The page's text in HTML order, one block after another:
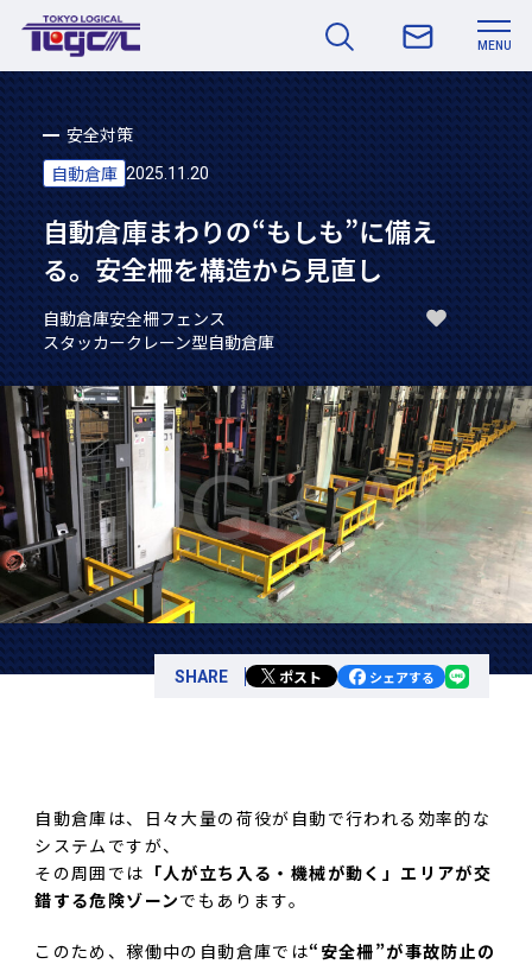
MENU
安全対策
自動倉庫 2025.11.20
自動倉庫まわりの“もしも”に備え
る。安全柵を構造から見直し
自動倉庫安全柵フェンス
スタッカークレーン型自動倉庫
SHARE ポスト シェアする
自動倉庫は、日々大量の荷役が自動で行われる効率的な
システムですが、
その周囲では 「人が立ち入る・機械が動く」エリアが交
錯する危険ゾーンでもあります。
このため、稼働中の自動倉庫では“安全柵”が事故防止の